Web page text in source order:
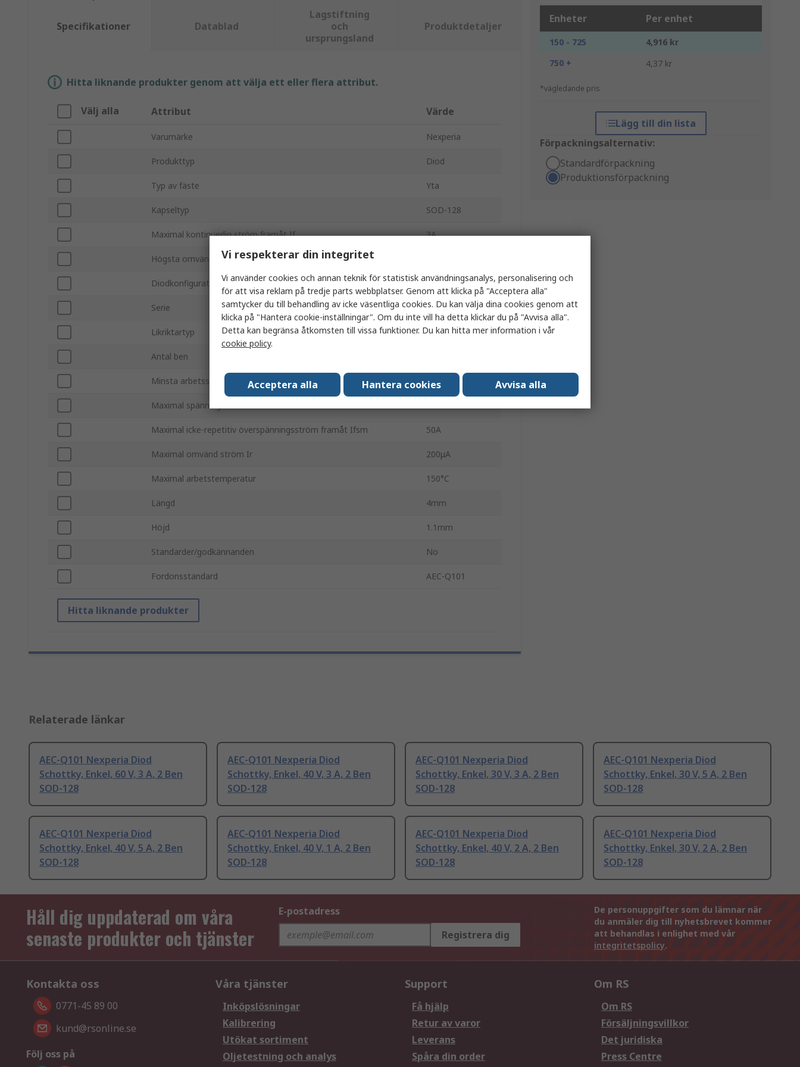
Enheter Per enhet
150 - 725
4,916 kr
750 +
4,37 kr
*vägledande pris
Lägg till din lista
Förpackningsalternativ:
Standardförpackning
Produktionsförpackning
Specifikationer Datablad
Lagstiftning
och
ursprungsland
Produktdetaljer
Hitta liknande produkter genom att välja ett eller flera attribut.
Välj alla Attribut Värde
Varumärke Nexperia
Produkttyp Diod
Typ av fäste Yta
Kapseltyp SOD-128
Maximal kontinuerlig ström framåt If 3A
Högsta omvända repetitiva spänning Vrrm
Diodkonfiguration Enkel
Serie PMEG6030EP
Likriktartyp Schottky
Antal ben
Minsta arbetsstemperatur -55°C
Maximal spänning framåt Vf
Maximal icke-repetitiv överspänningsström framåt Ifsm 50A
Maximal omvänd ström Ir 200μA
Maximal arbetstemperatur 150°C
Längd 4mm
Höjd 1.1mm
Standarder/godkännanden No
Fordonsstandard AEC-Q101
Hitta liknande produkter
Relaterade länkar
AEC-Q101 Nexperia Diod
Schottky, Enkel, 60 V, 3 A, 2 Ben
SOD-128
AEC-Q101 Nexperia Diod
Schottky, Enkel, 40 V, 3 A, 2 Ben
SOD-128
AEC-Q101 Nexperia Diod
Schottky, Enkel, 30 V, 3 A, 2 Ben
SOD-128
AEC-Q101 Nexperia Diod
Schottky, Enkel, 30 V, 5 A, 2 Ben
SOD-128
AEC-Q101 Nexperia Diod
Schottky, Enkel, 40 V, 5 A, 2 Ben
SOD-128
AEC-Q101 Nexperia Diod
Schottky, Enkel, 40 V, 1 A, 2 Ben
SOD-128
AEC-Q101 Nexperia Diod
Schottky, Enkel, 40 V, 2 A, 2 Ben
SOD-128
AEC-Q101 Nexperia Diod
Schottky, Enkel, 30 V, 2 A, 2 Ben
SOD-128
Håll dig uppdaterad om våra
senaste produkter och tjänster
E-postadress
Registrera dig
De personuppgifter som du lämnar när
du anmäler dig till nyhetsbrevet kommer
att behandlas i enlighet med vår
integritetspolicy.
Kontakta oss
0771-45 89 00
kund@rsonline.se
Följ oss på
Våra tjänster
Inköpslösningar
Kalibrering
Utökat sortiment
Oljetestning och analys
Support
Få hjälp
Retur av varor
Leverans
Spåra din order
Om RS
Om RS
Försäljningsvillkor
Det juridiska
Press Centre
Vi respekterar din integritet
Vi använder cookies och annan teknik för statistisk användningsanalys, personalisering och
för att visa reklam på tredje parts webbplatser. Genom att klicka på "Acceptera alla"
samtycker du till behandling av icke väsentliga cookies. Du kan välja dina cookies genom att
klicka på "Hantera cookie-inställningar". Om du inte vill ha detta klickar du på "Avvisa alla".
Detta kan begränsa åtkomsten till vissa funktioner. Du kan hitta mer information i vår
cookie policy.
Acceptera alla Hantera cookies Avvisa alla